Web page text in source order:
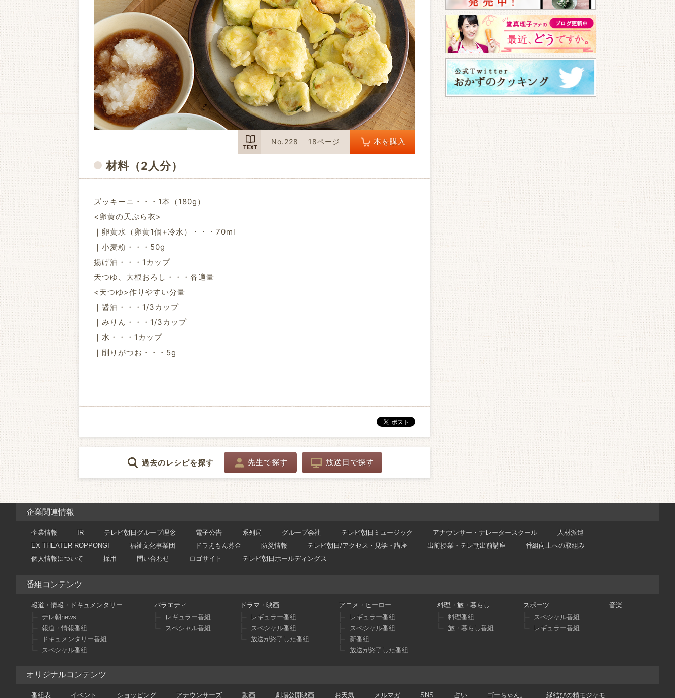
No.228
18ページ 本を購入
材料 （2人分）
ズッキーニ・・・1本（180g）
<卵黄の天ぷら衣>
｜卵黄水（卵黄1個+冷水）・・・70ml
｜小麦粉・・・50g
揚げ油・・・1カップ
天つゆ、大根おろし・・・各適量
<天つゆ>作りやすい分量
｜醤油・・・1/3カップ
｜みりん・・・1/3カップ
｜水・・・1カップ
｜削りがつお・・・5g
過去のレシピを探す 先生で探す 放送日で探す
企業関連情報
企業情報 IR テレビ朝日グループ理念 電子公告 系列局 グループ会社 テレビ朝日ミュージック アナウンサー・ナレータースクール
人材派遣
EX THEATER ROPPONGI
福祉文化事業団 ドラえもん募金 防災情報 テレビ朝日/アクセス・見学・講座 出前授業・テレ朝出前講座
番組向上への取組み
個人情報について
採用 問い合わせ ロゴサイト テレビ朝日ホールディングス
番組コンテンツ
報道・情報・ドキュメンタリー
テレ朝news
報道・情報番組
ドキュメンタリー番組
スペシャル番組
バラエティ
レギュラー番組
スペシャル番組
ドラマ・映画
レギュラー番組
スペシャル番組
放送が終了した番組
アニメ・ヒーロー
レギュラー番組
スペシャル番組
新番組
放送が終了した番組
料理・旅・暮らし
料理番組
旅・暮らし番組
スポーツ
スペシャル番組
レギュラー番組
音楽
オリジナルコンテンツ
番組表 イベント ショッピング アナウンサーズ 動画 劇場公開映画 お天気 メルマガ SNS 占い ゴーちゃん。 縁結びの精モジャモ